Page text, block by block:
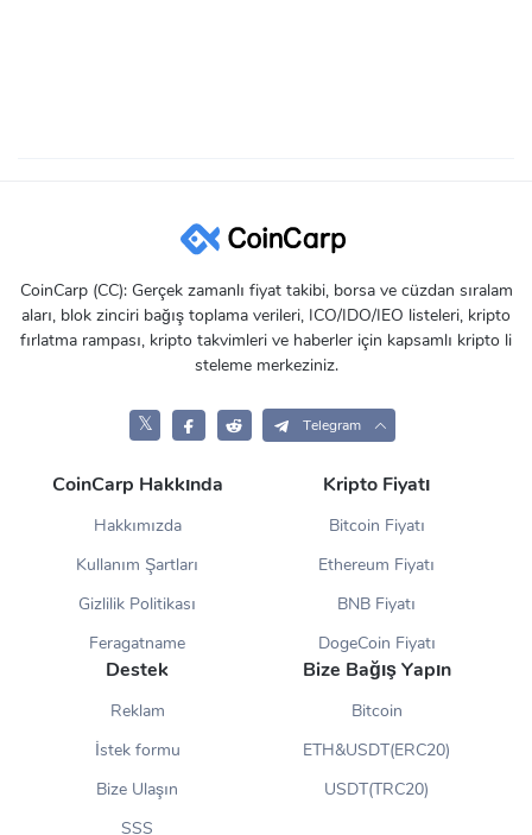
CoinCarp (CC): Gerçek zamanlı fiyat takibi, borsa ve cüzdan sıralam
aları, blok zinciri bağış toplama verileri, ICO/IDO/IEO listeleri, kripto
fırlatma rampası, kripto takvimleri ve haberler için kapsamlı kripto li
steleme merkeziniz.
𝕏 Telegram
CoinCarp Hakkında
Hakkımızda
Kullanım Şartları
Gizlilik Politikası
Feragatname
Kripto Fiyatı
Bitcoin Fiyatı
Ethereum Fiyatı
BNB Fiyatı
DogeCoin Fiyatı
Destek
Reklam
İstek formu
Bize Ulaşın
SSS
Bize Bağış Yapın
Bitcoin
ETH&USDT(ERC20)
USDT(TRC20)